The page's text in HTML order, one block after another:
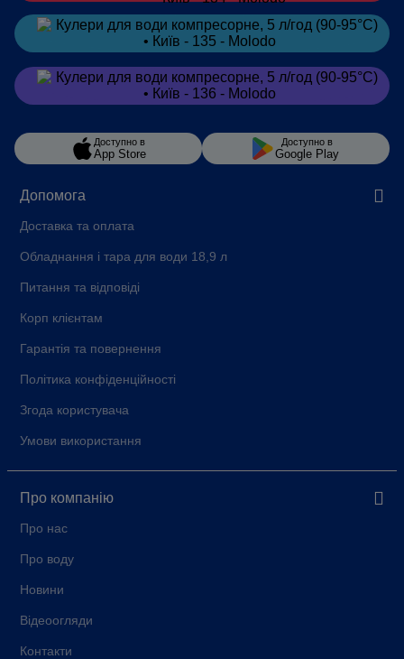
Допомога
Доставка та оплата
Обладнання і тара для води 18,9 л
Питання та відповіді
Корп клієнтам
Гарантія та повернення
Політика конфіденційності
Згода користувача
Умови використання
Про компанію
Про нас
Про воду
Новини
Відеоогляди
Контакти
Замовитив Telegram
Замовитив Viber
Доступно в
App Store
Доступно в
Google Play